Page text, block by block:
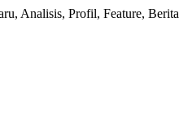
Analisis, Profil, Feature,